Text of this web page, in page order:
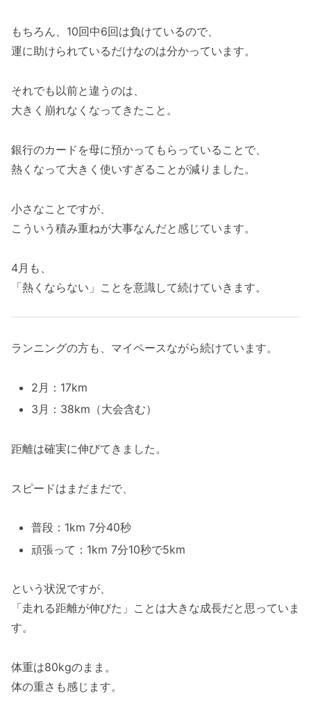
もちろん、10回中6回は負けているので、
運に助けられているだけなのは分かっています。
それでも以前と違うのは、
大きく崩れなくなってきたこと。
銀行のカードを母に預かってもらっていることで、
熱くなって大きく使いすぎることが減りました。
小さなことですが、
こういう積み重ねが大事なんだと感じています。
4月も、
「熱くならない」ことを意識して続けていきます。
ランニングの方も、マイペースながら続けています。
2月：17km
3月：38km（大会含む）
距離は確実に伸びてきました。
スピードはまだまだで、
普段：1km 7分40秒
頑張って：1km 7分10秒で5km
という状況ですが、
「走れる距離が伸びた」ことは大きな成長だと思っていま
す。
体重は80kgのまま。
体の重さも感じます。